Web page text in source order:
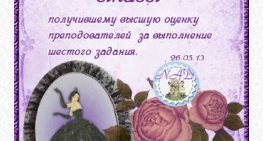
ГАЛЕРЕЯ
ШКОЛА
ДЕКУПАЖА
ОТЗЫВЫ
УЧЕНИКОВ